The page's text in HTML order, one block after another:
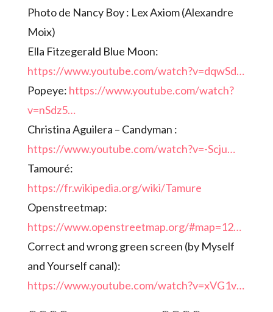
Photo de Nancy Boy : Lex Axiom (Alexandre
Moix)
Ella Fitzegerald Blue Moon:
https://www.youtube.com/watch?v=dqwSd…
Popeye: https://www.youtube.com/watch?
v=nSdz5…
Christina Aguilera – Candyman :
https://www.youtube.com/watch?v=-Scju…
Tamouré:
https://fr.wikipedia.org/wiki/Tamure
Openstreetmap:
https://www.openstreetmap.org/#map=12…
Correct and wrong green screen (by Myself
and Yourself canal):
https://www.youtube.com/watch?v=xVG1v…